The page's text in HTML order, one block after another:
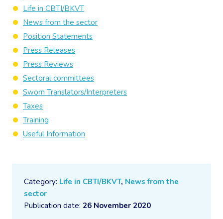
Category: Life in CBTI/BKVT, News from the
sector
Publication date: 26 November 2020
Life in CBTI/BKVT
News from the sector
Position Statements
Press Releases
Press Reviews
Sectoral committees
Sworn Translators/Interpreters
Taxes
Training
Useful Information